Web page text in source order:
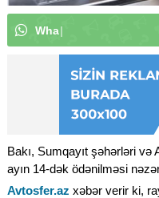
What
Bakı, Sumqayıt şəhərləri
ayın 14-dək ödənilməsi
Avtosfer.az xəbər verir ki,